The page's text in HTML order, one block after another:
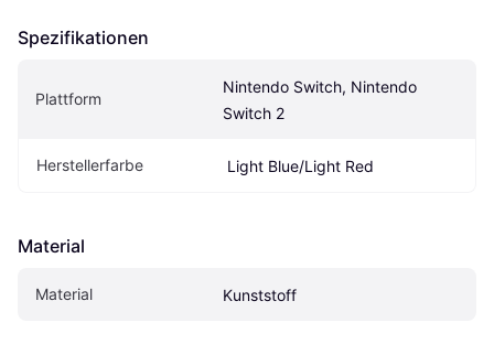
Spezifikationen
Plattform
Nintendo Switch, Nintendo
Switch 2
Herstellerfarbe Light Blue/Light Red
Material
Material Kunststoff